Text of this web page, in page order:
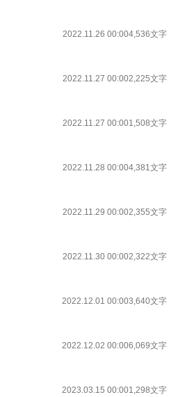
2022.11.26 00:004,536文字
2022.11.27 00:002,225文字
2022.11.27 00:001,508文字
2022.11.28 00:004,381文字
2022.11.29 00:002,355文字
2022.11.30 00:002,322文字
2022.12.01 00:003,640文字
2022.12.02 00:006,069文字
2023.03.15 00:001,298文字